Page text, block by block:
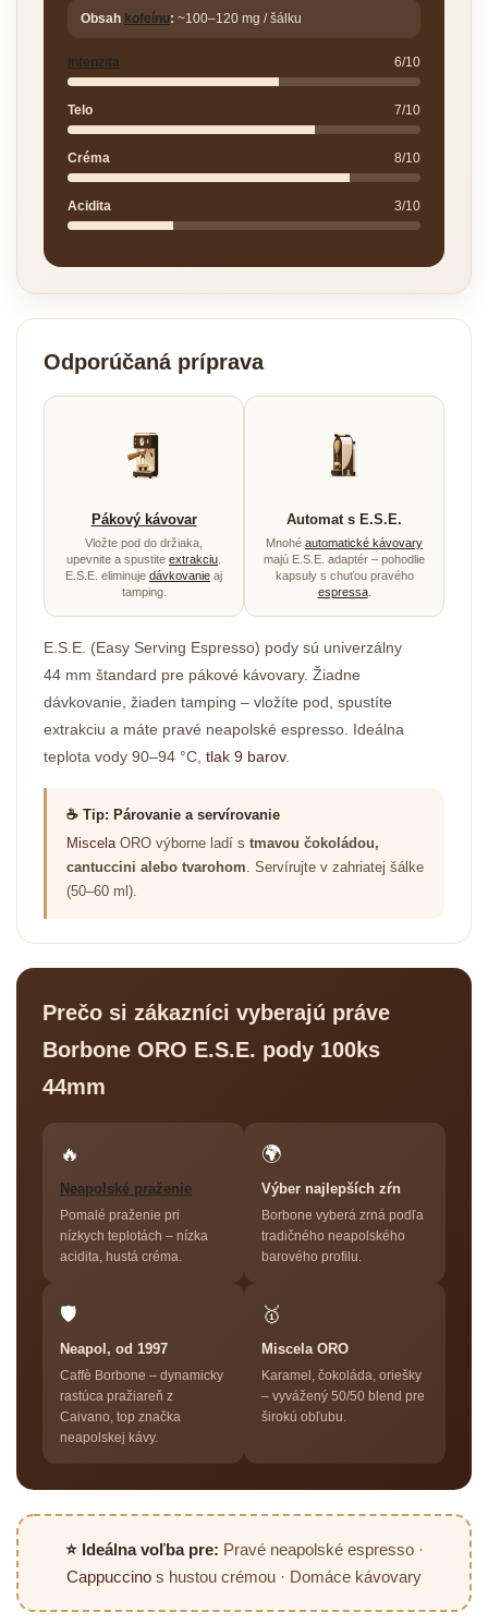
Obsah kofeínu: ~100–120 mg / šálku
Intenzita 6/10
Telo 7/10
Créma 8/10
Acidita 3/10
Odporúčaná príprava
Pákový kávovar
Vložte pod do držiaka,
upevnite a spustite extrakciu
E.S.E. eliminuje dávkovanie aj
tamping.
Automat s E.S.E.
Mnohé automatické kávovary
majú E.S.E. adaptér – pohodlie
kapsuly s chuťou pravého
espressa.
E.S.E. (Easy Serving Espresso) pody sú univerzálny
44 mm štandard pre pákové kávovary. Žiadne
dávkovanie, žiaden tamping – vložíte pod, spustíte
extrakciu a máte pravé neapolské espresso. Ideálna
teplota vody 90–94 °C, tlak 9 barov.
☕ Tip: Párovanie a servírovanie
MiscelaORO výborne ladí s tmavou čokoládou,
cantuccini alebo tvarohom. Servírujte v zahriatej šálke
(50–60 ml).
Prečo si zákazníci vyberajú práve
Borbone ORO E.S.E. pody 100ks
44mm
🔥
Neapolské praženie
Pomalé praženie pri
nízkych teplotách – nízka
acidita, hustá créma.
🌍
Výber najlepších zŕn
Borbone vyberá zrná podľa
tradičného neapolského
barového profilu.
🛡
Neapol, od 1997
Caffè Borbone – dynamicky
rastúca pražiareň z
Caivano, top značka
neapolskej kávy.
🥇
Miscela ORO
Karamel, čokoláda, oriešky
– vyvážený 50/50 blend pre
širokú obľubu.
⭐ Ideálna voľba pre: Pravé neapolské espresso ·
Cappuccino s hustou crémou · Domáce kávovary